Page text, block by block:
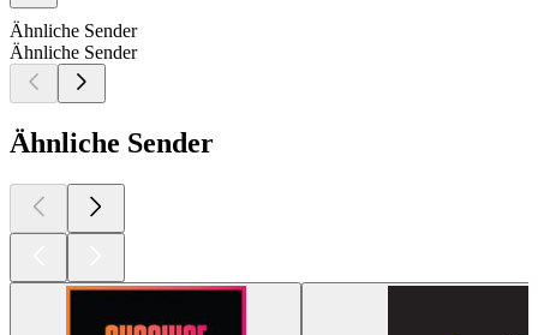
Ähnliche Sender
Ähnliche Sender
Ähnliche Sender